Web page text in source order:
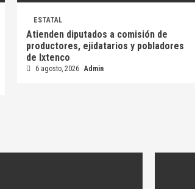
ESTATAL
Atienden diputados a comisión de
productores, ejidatarios y pobladores
de Ixtenco
6 agosto, 2026 Admin